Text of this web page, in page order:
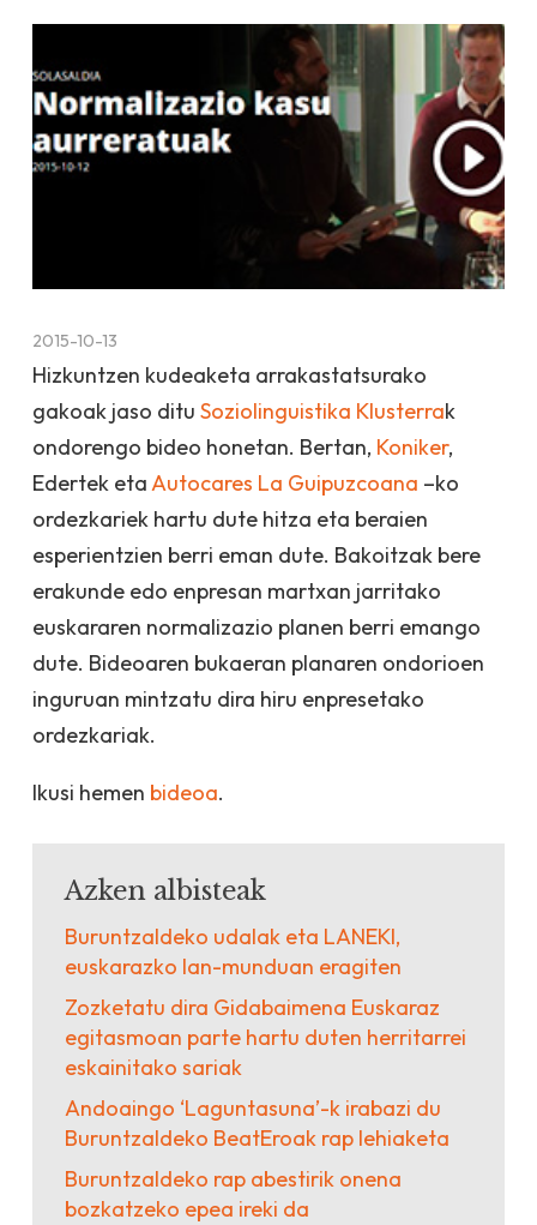
2015-10-13
Hizkuntzen kudeaketa arrakastatsurako
gakoak jaso ditu Soziolinguistika Klusterrak
ondorengo bideo honetan. Bertan, Koniker,
Edertek etaAutocares La Guipuzcoana –ko
ordezkariek hartu dute hitza eta beraien
esperientzien berri eman dute. Bakoitzak bere
erakunde edo enpresan martxan jarritako
euskararen normalizazio planen berri emango
dute. Bideoaren bukaeran planaren ondorioen
inguruan mintzatu dira hiru enpresetako
ordezkariak.
Ikusi hemen bideoa.
Azken albisteak
Buruntzaldeko udalak eta LANEKI,
euskarazko lan-munduan eragiten
Zozketatu dira Gidabaimena Euskaraz
egitasmoan parte hartu duten herritarrei
eskainitako sariak
Andoaingo ‘Laguntasuna’-k irabazi du
Buruntzaldeko BeatEroak rap lehiaketa
Buruntzaldeko rap abestirik onena
bozkatzeko epea ireki da